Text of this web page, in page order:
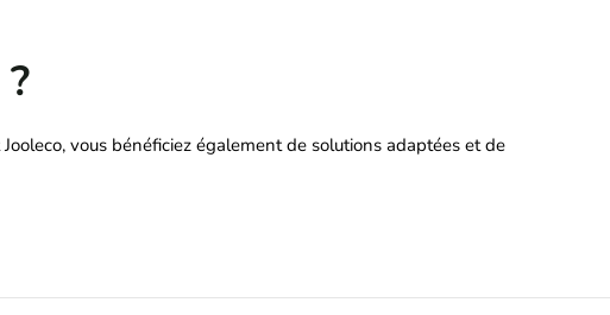
vous bénéficiez également de solutions adaptées et de